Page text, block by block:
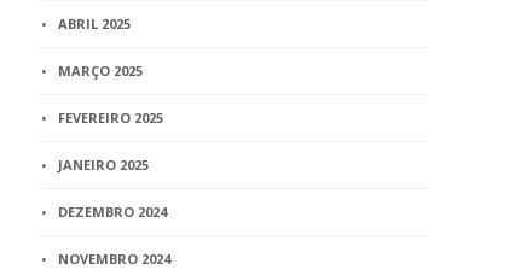
ABRIL 2025
MARÇO 2025
FEVEREIRO 2025
JANEIRO 2025
DEZEMBRO 2024
NOVEMBRO 2024